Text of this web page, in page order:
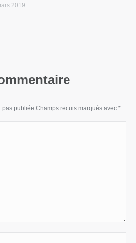
2019
pas publiée Champs requis marqués avec *